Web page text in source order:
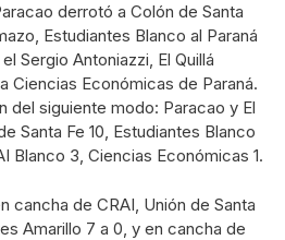
derrotó a Colón de Santa
Estudiantes Blanco al Paraná
Sergio Antoniazzi, El Quillá
Ciencias Económicas de Paraná.
del siguiente modo: Paracao y El
Santa Fe 10, Estudiantes Blanco
Blanco 3, Ciencias Económicas 1.
cancha de CRAI, Unión de Santa
Amarillo 7 a 0, y en cancha de